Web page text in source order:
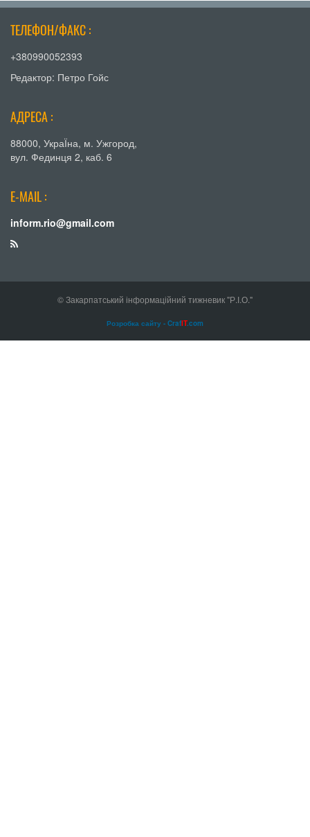
ТЕЛЕФОН/ФАКС :
+380990052393
Редактор: Петро Гойс
АДРЕСА :
88000, УкраЇна, м. Ужгород,
вул. Фединця 2, каб. 6
E-MAIL :
inform.rio@gmail.com
© Закарпатський інформаційний тижневик "Р.І.О."
Розробка сайту - CrafIT.com